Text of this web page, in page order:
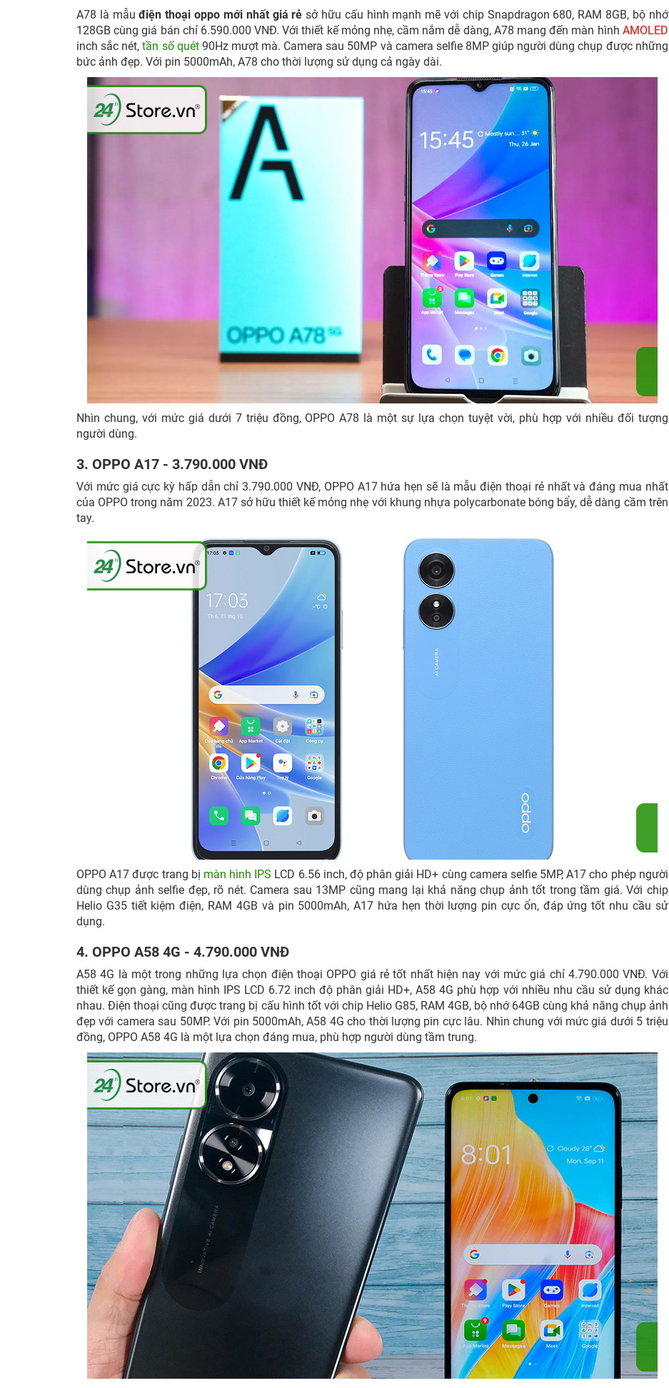
A78 là mẫuđiện thoại oppo mới nhất giá rẻ sở hữu cấu hình mạnh mẽ với chip Snapdragon 680, RAM 8GB, bộ nhớ
128GB cùng giá bán chỉ 6.590.000 VNĐ. Với thiết kế mỏng nhẹ, cầm nắm dễ dàng, A78 mang đến màn hình AMOLED
inch sắc nét,tần số quét90Hz mượt mà. Camera sau 50MP và camera selfie 8MP giúp người dùng chụp được những
bức ảnh đẹp. Với pin 5000mAh, A78 cho thời lượng sử dụng cả ngày dài.
Nhìn chung, với mức giá dưới 7 triệu đồng, OPPO A78 là một sự lựa chọn tuyệt vời, phù hợp với nhiều đối tượng
người dùng.
3. OPPO A17 - 3.790.000 VNĐ
Với mức giá cực kỳ hấp dẫn chỉ 3.790.000 VNĐ, OPPO A17 hứa hẹn sẽ là mẫu điện thoại rẻ nhất và đáng mua nhất
của OPPO trong năm 2023. A17 sở hữu thiết kế mỏng nhẹ với khung nhựa polycarbonate bóng bẩy, dễ dàng cầm trên
tay.
OPPO A17 được trang bị màn hình IPS LCD 6.56 inch, độ phân giải HD+ cùng camera selfie 5MP, A17 cho phép người
dùng chụp ảnh selfie đẹp, rõ nét. Camera sau 13MP cũng mang lại khả năng chụp ảnh tốt trong tầm giá. Với chip
Helio G35 tiết kiệm điện, RAM 4GB và pin 5000mAh, A17 hứa hẹn thời lượng pin cực ổn, đáp ứng tốt nhu cầu sử
dụng.
4. OPPO A58 4G - 4.790.000 VNĐ
A58 4G là một trong những lựa chọn điện thoại OPPO giá rẻ tốt nhất hiện nay với mức giá chỉ 4.790.000 VNĐ. Với
thiết kế gọn gàng, màn hình IPS LCD 6.72 inch độ phân giải HD+, A58 4G phù hợp với nhiều nhu cầu sử dụng khác
nhau. Điện thoại cũng được trang bị cấu hình tốt với chip Helio G85, RAM 4GB, bộ nhớ 64GB cùng khả năng chụp ảnh
đẹp với camera sau 50MP. Với pin 5000mAh, A58 4G cho thời lượng pin cực lâu. Nhìn chung với mức giá dưới 5 triệu
đồng, OPPO A58 4G là một lựa chọn đáng mua, phù hợp người dùng tầm trung.